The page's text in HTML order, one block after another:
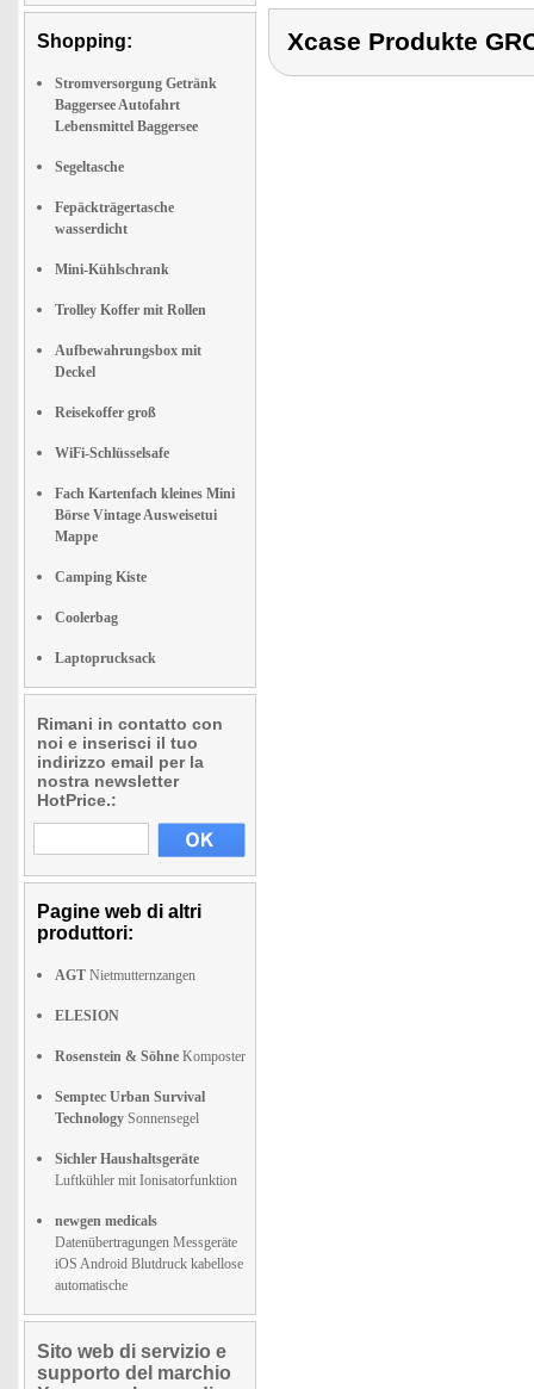
Shopping:
Stromversorgung Getränk
Baggersee Autofahrt
Lebensmittel Baggersee
Segeltasche
Fepäckträgertasche
wasserdicht
Mini-Kühlschrank
Trolley Koffer mit Rollen
Aufbewahrungsbox mit
Deckel
Reisekoffer groß
WiFi-Schlüsselsafe
Fach Kartenfach kleines Mini
Börse Vintage Ausweisetui
Mappe
Camping Kiste
Coolerbag
Laptoprucksack
Rimani in contatto con
noi e inserisci il tuo
indirizzo email per la
nostra newsletter
HotPrice.:
Pagine web di altri
produttori:
AGT Nietmutternzangen
ELESION
Rosenstein & Söhne Komposter
Semptec Urban Survival
Technology Sonnensegel
Sichler Haushaltsgeräte
Luftkühler mit Ionisatorfunktion
newgen medicals
Datenübertragungen Messgeräte
iOS Android Blutdruck kabellose
automatische
Sito web di servizio e
supporto del marchio
Xcase Produkte